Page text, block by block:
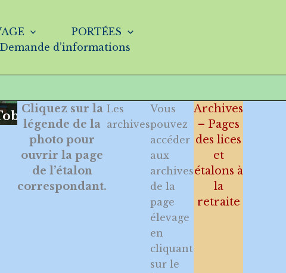
PORTÉES
Demande d’informations
Cliquez sur la
légende de la
photo pour
ouvrir la page
de l’étalon
correspondant.
Les
archives
Vous
pouvez
accéder
aux
archives
de la
page
élevage
en
cliquant
sur le
Archives
– Pages
des lices
et
étalons à
la
retraite